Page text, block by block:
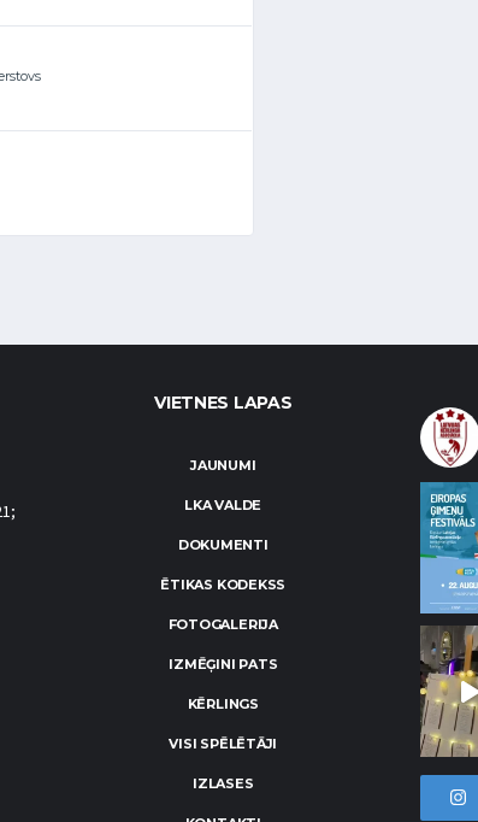
VIETNES LAPAS
JAUNUMI
LKA VALDE
DOKUMENTI
ĒTIKAS KODEKSS
FOTOGALERIJA
IZMĒĢINI PATS
KĒRLINGS
VISI SPĒLĒTĀJI
IZLASES